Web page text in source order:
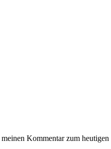
Kommentar zum